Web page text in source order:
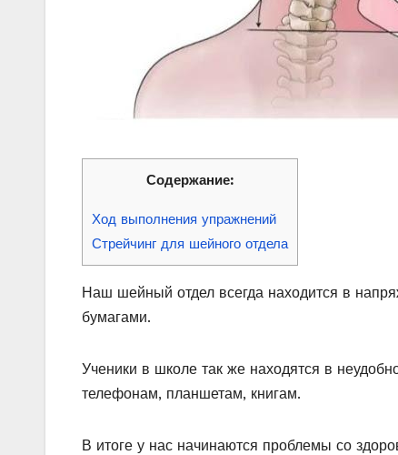
Содержание:
Ход выполнения упражнений
Стрейчинг для шейного отдела
Наш шейный отдел всегда находится в
бумагами.
Ученики в школе так же находятся в
телефонам, планшетам, книгам.
В итоге у нас начинаются проблемы со